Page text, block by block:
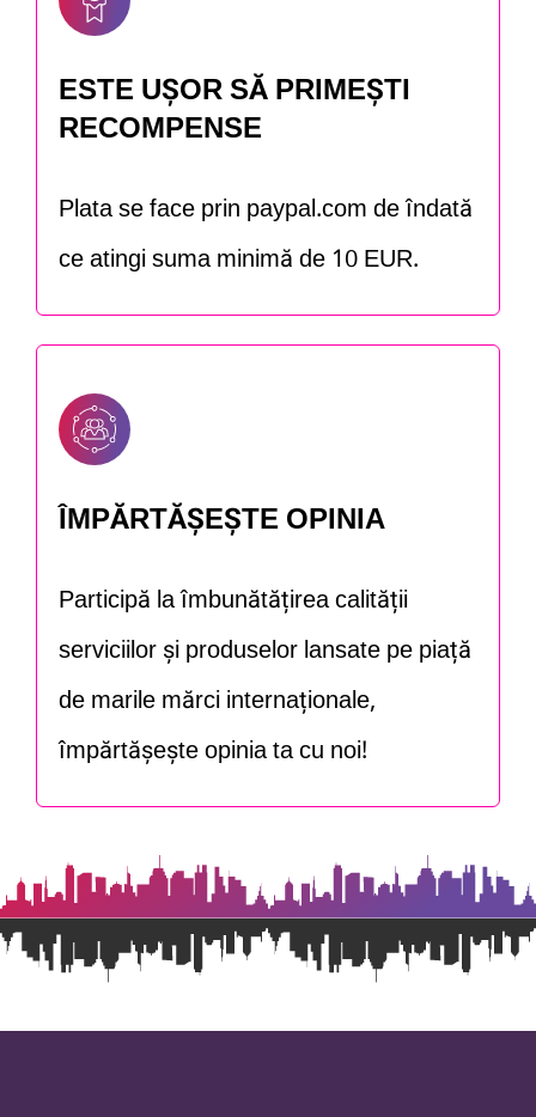
ESTE UȘOR SĂ PRIMEȘTI
RECOMPENSE
Plata se face prin paypal.com de îndată
ce atingi suma minimă de 10 EUR.
ÎMPĂRTĂȘEȘTE OPINIA
Participă la îmbunătățirea calității
serviciilor și produselor lansate pe piață
de marile mărci internaționale,
împărtășește opinia ta cu noi!